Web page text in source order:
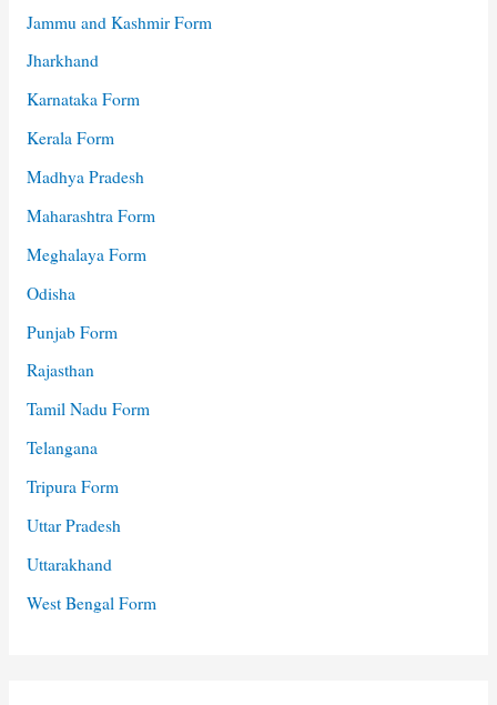
Jammu and Kashmir Form
Jharkhand
Karnataka Form
Kerala Form
Madhya Pradesh
Maharashtra Form
Meghalaya Form
Odisha
Punjab Form
Rajasthan
Tamil Nadu Form
Telangana
Tripura Form
Uttar Pradesh
Uttarakhand
West Bengal Form